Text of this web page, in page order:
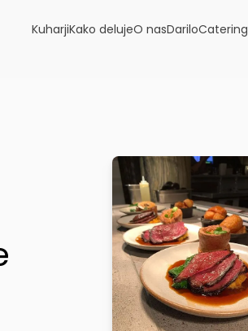
KuharjiKako delujeO nasDariloCatering